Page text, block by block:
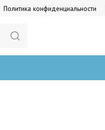
Политика конфиденциальности